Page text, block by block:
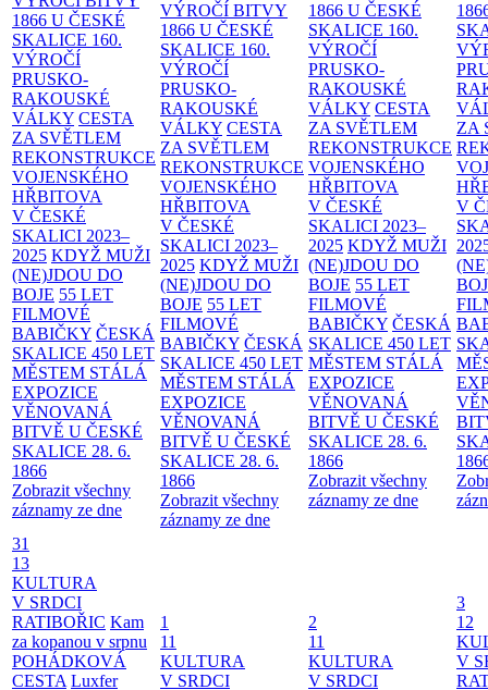
1866 U ČESKÉ
SKALICE 160.
VÝROČÍ
PRUSKO-
RAKOUSKÉ
VÁLKY CESTA
ZA SVĚTLEM
REKONSTRUKCE
VOJENSKÉHO
HŘBITOVA
V ČESKÉ
SKALICI 2023–
2025 KDYŽ MUŽI
(NE)JDOU DO
BOJE 55 LET
FILMOVÉ
BABIČKY ČESKÁ
SKALICE 450 LET
MĚSTEM STÁLÁ
EXPOZICE
VĚNOVANÁ
BITVĚ U ČESKÉ
SKALICE 28. 6.
1866
Zobrazit všechny
záznamy ze dne
VÝROČÍ BITVY
1866 U ČESKÉ
SKALICE 160.
VÝROČÍ
PRUSKO-
RAKOUSKÉ
VÁLKY CESTA
ZA SVĚTLEM
REKONSTRUKCE
VOJENSKÉHO
HŘBITOVA
V ČESKÉ
SKALICI 2023–
2025 KDYŽ MUŽI
(NE)JDOU DO
BOJE 55 LET
FILMOVÉ
BABIČKY ČESKÁ
SKALICE 450 LET
MĚSTEM STÁLÁ
EXPOZICE
VĚNOVANÁ
BITVĚ U ČESKÉ
SKALICE 28. 6.
1866
Zobrazit všechny
záznamy ze dne
1866 U ČESKÉ
SKALICE 160.
VÝROČÍ
PRUSKO-
RAKOUSKÉ
VÁLKY CESTA
ZA SVĚTLEM
REKONSTRUKCE
VOJENSKÉHO
HŘBITOVA
V ČESKÉ
SKALICI 2023–
2025 KDYŽ MUŽI
(NE)JDOU DO
BOJE 55 LET
FILMOVÉ
BABIČKY ČESKÁ
SKALICE 450 LET
MĚSTEM STÁLÁ
EXPOZICE
VĚNOVANÁ
BITVĚ U ČESKÉ
SKALICE 28. 6.
1866
Zobrazit všechny
záznamy ze dne
ZA
V
31
13
KULTURA
V SRDCI
RATIBOŘIC Kam
za kopanou v srpnu
POHÁDKOVÁ
CESTA Luxfer
1
11
KULTURA
V SRDCI
2
11
KULTURA
V SRDCI
3
12
V